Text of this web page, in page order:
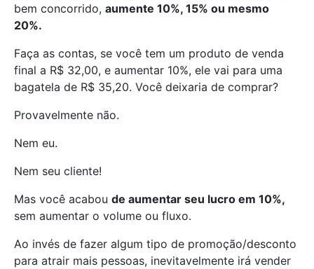
bem concorrido, aumente 10%, 15% ou mesmo
20%.
Faça as contas, se você tem um produto de venda
final a R$ 32,00, e aumentar 10%, ele vai para uma
bagatela de R$ 35,20. Você deixaria de comprar?
Provavelmente não.
Nem eu.
Nem seu cliente!
Mas você acabou de aumentar seu lucro em 10%,
sem aumentar o volume ou fluxo.
Ao invés de fazer algum tipo de promoção/desconto
para atrair mais pessoas, inevitavelmente irá vender